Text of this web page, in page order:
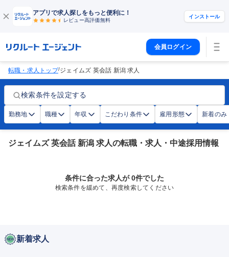
アプリで求人探しをもっと便利に！
レビュー高評価無料
インストール
会員ログイン
転職・求人トップ/ジェイムズ 英会話 新潟 求人
検索条件を設定する
勤務地 職種 年収 こだわり条件 雇用形態 新着のみ
ジェイムズ 英会話 新潟 求人の転職・求人・中途採用情報
条件に合った求人が 0件でした
検索条件を緩めて、再度検索してください
新着求人